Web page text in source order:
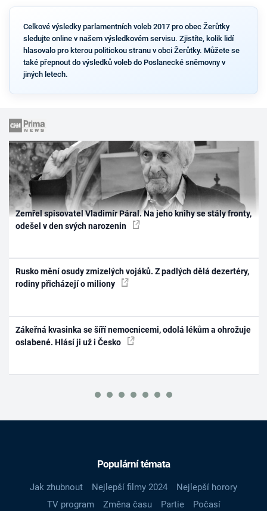
Celkové výsledky parlamentních voleb 2017 pro obec Žerůtky
sledujte online v našem výsledkovém servisu. Zjistíte, kolik lidí
hlasovalo pro kterou politickou stranu v obci Žerůtky. Můžete se
také přepnout do výsledků voleb do Poslanecké sněmovny v
jiných letech.
Zemřel spisovatel Vladimír Páral. Na jeho knihy se stály fronty,
odešel v den svých narozenin
Rusko mění osudy zmizelých vojáků. Z padlých dělá dezertéry,
rodiny přicházejí o miliony
Zákeřná kvasinka se šíří nemocnicemi, odolá lékům a ohrožuje
oslabené. Hlásí ji už i Česko
Populární témata
Jak zhubnout Nejlepší filmy 2024
Nejlepší horory
TV program
Změna času Partie
Počasí